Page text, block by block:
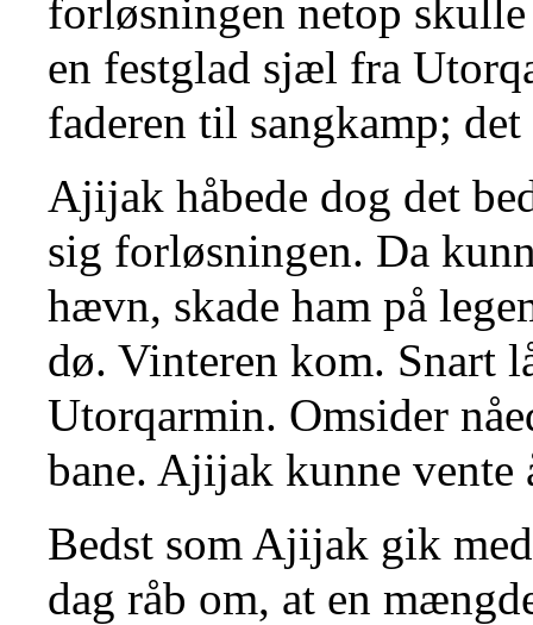
forløsningen netop
en festglad sjæl fra
faderen til sangkamp;
Ajijak håbede dog det
sig forløsningen. Da
hævn, skade ham på
dø. Vinteren kom. Snart
Utorqarmin. Omsider
bane. Ajijak kunne vente
Bedst som Ajijak gik
dag råb om, at en